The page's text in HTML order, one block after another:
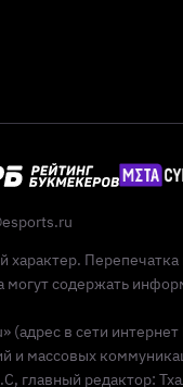
могут содержать
(адрес в сети
и массовых
главный редактор: